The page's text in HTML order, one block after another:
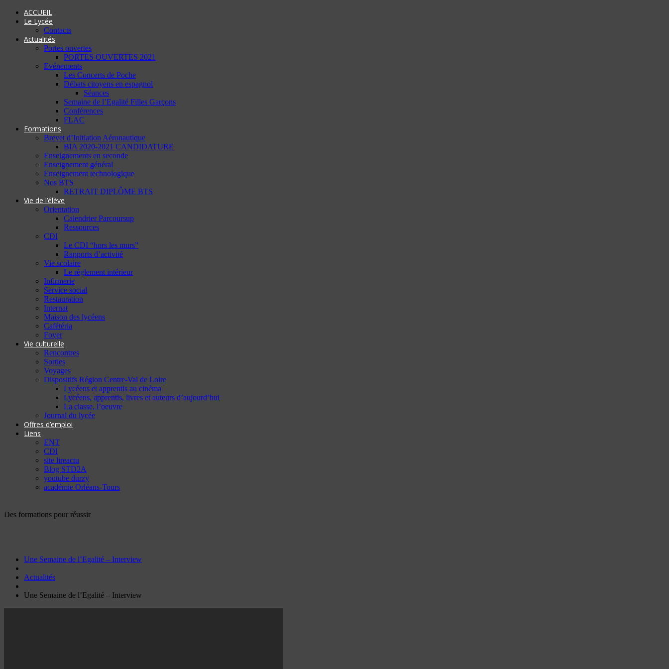
ACCUEIL
Le Lycée
Contacts
Actualités
Portes ouvertes
PORTES OUVERTES 2021
Evénements
Les Concerts de Poche
Débats citoyens en espagnol
Séances
Semaine de l’Egalité Filles Garçons
Conférences
FLAC
Formations
Brevet d’Initiation Aéronautique
BIA 2020-2021 CANDIDATURE
Enseignements en seconde
Enseignement général
Enseignement technologique
Nos BTS
RETRAIT DIPLÔME BTS
Vie de l’élève
Orientation
Calendrier Parcoursup
Ressources
CDI
Le CDI “hors les murs”
Rapports d’activité
Vie scolaire
Le règlement intérieur
Infirmerie
Service social
Restauration
Internat
Maison des lycéens
Cafétéria
Foyer
Vie culturelle
Rencontres
Sorties
Voyages
Dispositifs Région Centre-Val de Loire
Lycéens et apprentis au cinéma
Lycéens, apprentis, livres et auteurs d’aujourd’hui
La classe, l’oeuvre
Journal du lycée
Offres d’emploi
Liens
ENT
CDI
site lireactu
Blog STD2A
youtube durzy
académie Orléans-Tours
Des formations pour réussir
Une Semaine de l’Egalité – Interview
Actualités
Une Semaine de l’Egalité – Interview